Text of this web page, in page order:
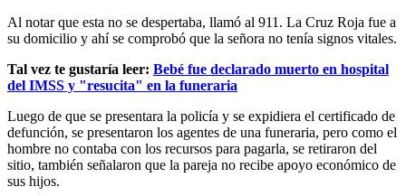
Al notar que esta no se despertaba, llamó al 911. La Cruz Roja fue a
su domicilio y ahí se comprobó que la señora no tenía signos vitales.
Tal vez te gustaría leer: Bebé fue declarado muerto en hospital
del IMSS y "resucita" en la funeraria
Luego de que se presentara la policía y se expidiera el certificado de
defunción, se presentaron los agentes de una funeraria, pero como el
hombre no contaba con los recursos para pagarla, se retiraron del
sitio, también señalaron que la pareja no recibe apoyo económico de
sus hijos.